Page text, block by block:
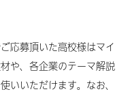
応募頂いた高校様はマイ
や、各企業のテーマ解説
いいただけます。なお、